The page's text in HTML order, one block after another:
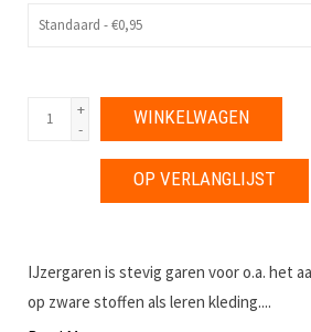
+
-
WINKELWAGEN
OP VERLANGLIJST
IJzergaren is stevig garen voor o.a. het
op zware stoffen als leren kleding....